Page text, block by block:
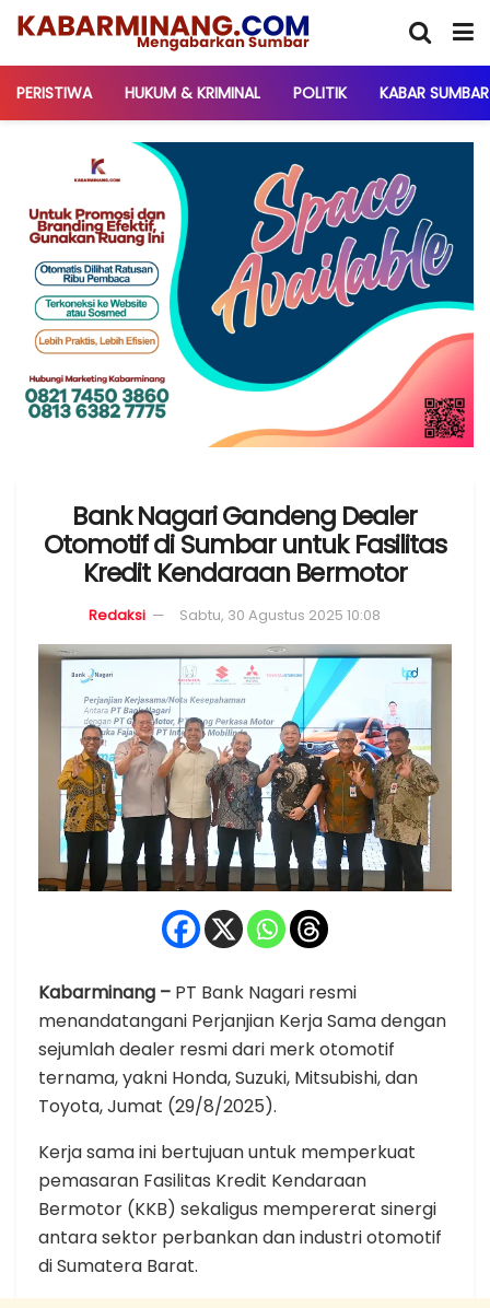
PERISTIWA HUKUM & KRIMINAL POLITIK KABAR SUMBAR
Bank Nagari Gandeng Dealer
Otomotif di Sumbar untuk Fasilitas
Kredit Kendaraan Bermotor
Redaksi Sabtu, 30 Agustus 2025 10:08
Kabarminang – PT Bank Nagari resmi
menandatangani Perjanjian Kerja Sama dengan
sejumlah dealer resmi dari merk otomotif
ternama, yakni Honda, Suzuki, Mitsubishi, dan
Toyota, Jumat (29/8/2025).
Kerja sama ini bertujuan untuk memperkuat
pemasaran Fasilitas Kredit Kendaraan
Bermotor (KKB) sekaligus mempererat sinergi
antara sektor perbankan dan industri otomotif
di Sumatera Barat.